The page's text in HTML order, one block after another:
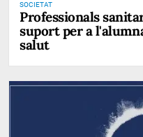
SOCIETAT
Professionals
suport per a
salut